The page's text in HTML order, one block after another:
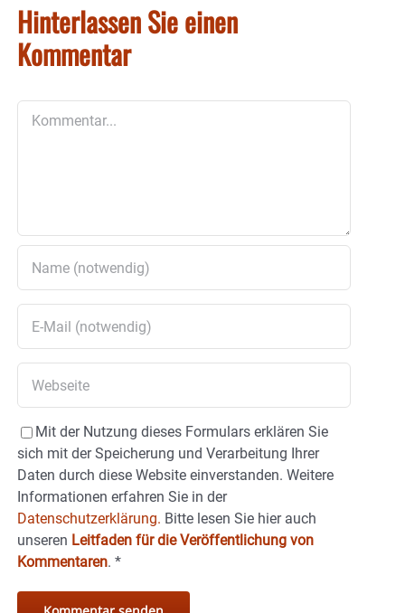
Hinterlassen Sie einen
Kommentar
Mit der Nutzung dieses Formulars erklären Sie
sich mit der Speicherung und Verarbeitung Ihrer
Daten durch diese Website einverstanden. Weitere
Informationen erfahren Sie in der
Datenschutzerklärung. Bitte lesen Sie hier auch
unseren Leitfaden für die Veröffentlichung von
Kommentaren. *